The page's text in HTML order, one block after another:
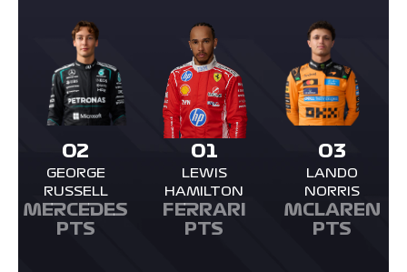
01
LEWIS
HAMILTON
FERRARI
PTS
02
GEORGE
RUSSELL
MERCEDES
PTS
03
LANDO
NORRIS
MCLAREN
PTS